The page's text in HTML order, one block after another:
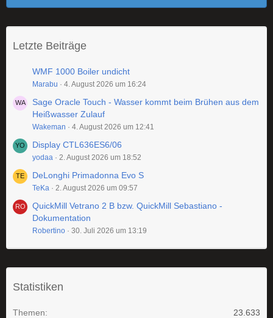
Letzte Beiträge
WMF 1000 Boiler undicht
Marabu 4. August 2026 um 16:24
Sage Oracle Touch - Wasser kommt beim Brühen aus dem
Heißwasser Zulauf
Wakeman 4. August 2026 um 12:41
Display CTL636ES6/06
yodaa 2. August 2026 um 18:52
DeLonghi Primadonna Evo S
TeKa 2. August 2026 um 09:57
QuickMill Vetrano 2 B bzw. QuickMill Sebastiano -
Dokumentation
Robertino 30. Juli 2026 um 13:19
Statistiken
Themen
23.633